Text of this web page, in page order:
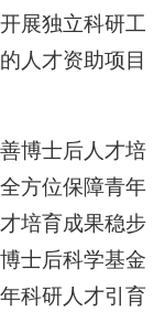
展独立科研工
人才资助项目
博士后人才培
方位保障青年
培育成果稳步
士后科学基金
科研人才引育